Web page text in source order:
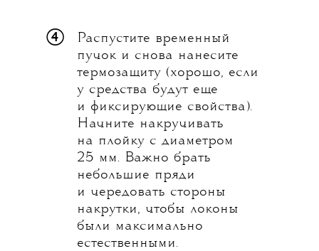
④
Распустите временный
пучок и снова нанесите
термозащиту (хорошо, если
у средства будут еще
и фиксирующие свойства).
Начните накручивать
на плойку с диаметром
25 мм. Важно брать
небольшие пряди
и чередовать стороны
накрутки, чтобы локоны
были максимально
естественными.